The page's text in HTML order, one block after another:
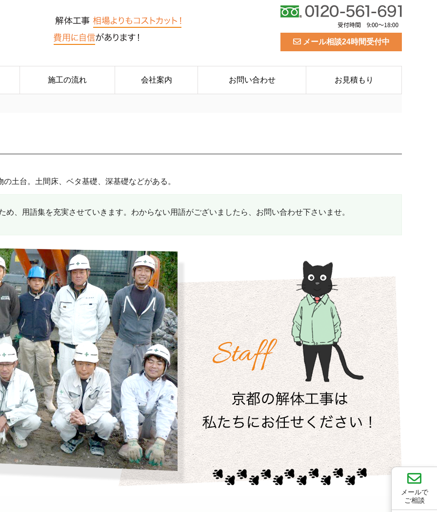
メール相談24時間受付中
施工の流れ 会社案内 お問い合わせ お見積もり
土台。土間床、ベタ基礎、深基礎などがある。
、用語集を充実させていきます。わからない用語がございましたら、お問い合わせ下さいませ。
メールで
ご相談